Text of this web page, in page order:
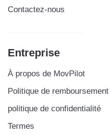
Contactez-nous
Entreprise
À propos de MovPilot
Politique de remboursement
politique de confidentialité
Termes